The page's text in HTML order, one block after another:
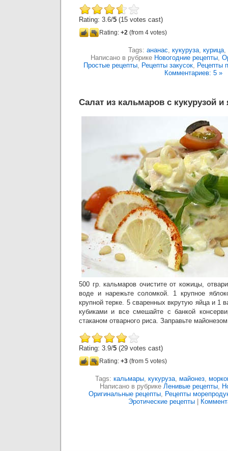
Rating: 3.6/5 (15 votes cast)
Rating: +2 (from 4 votes)
Tags: ананас, кукуруза, курица,
Написано в рубрике Новогодние рецепты,
Простые рецепты, Рецепты закусок, Рецепты
Комментариев: 5 »
Салат из кальмаров с кукурузой
500 гр. кальмаров очистите от кожицы,
воде и нарежьте соломкой. 1 крупное
крупной терке. 5 сваренных вкрутую яйца и 1
кубиками и все смешайте с банкой
стаканом отварного риса. Заправьте
Rating: 3.9/5 (29 votes cast)
Rating: +3 (from 5 votes)
Tags: кальмары, кукуруза, майонез,
Написано в рубрике Ленивые рецепты,
Оригинальные рецепты, Рецепты
Эротические рецепты